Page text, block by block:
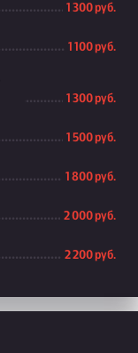
1 300 руб.
1 100 руб.
1 300 руб.
1 500 руб.
1 800 руб.
2 000 руб.
2 200 руб.